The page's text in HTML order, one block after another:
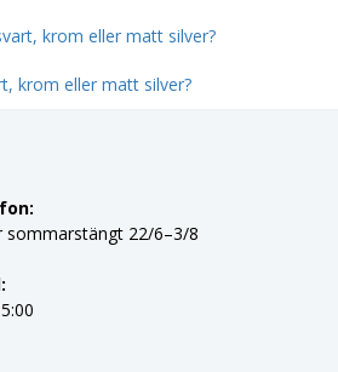
krom eller matt silver?
krom eller matt silver?
sommarstängt 22/6–3/8